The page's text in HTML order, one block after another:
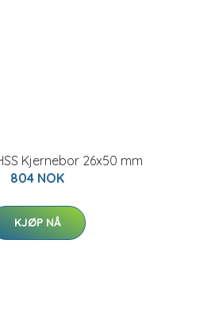
Kjernebor 26x50 mm
804 NOK
KJØP NÅ